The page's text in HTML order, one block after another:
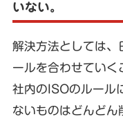
いない。
解決方法としては、
ールを合わせていく
社内のISOのルール
ないものはどんどん